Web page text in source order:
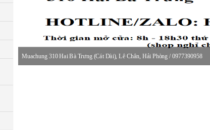
Muachung 310 Hai Bà Trưng (Cát Dài), Lê Chân, Hải Phòng / 0977390958